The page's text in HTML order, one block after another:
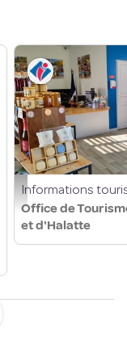
Office de Tourisme de
Informations
Office de
et d'Halatte